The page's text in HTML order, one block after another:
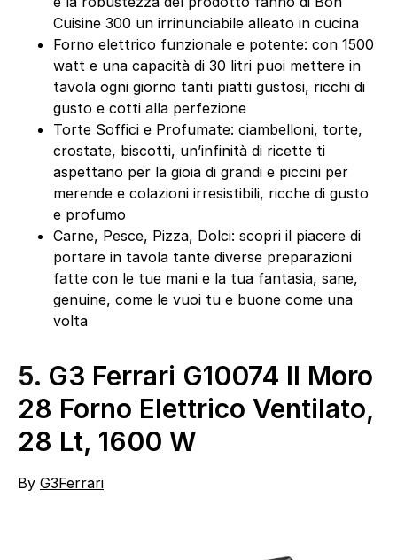
Cuisine 300 un irrinunciabile alleato in cucina
Forno elettrico funzionale e potente: con 1500
watt e una capacità di 30 litri puoi mettere in
tavola ogni giorno tanti piatti gustosi, ricchi di
gusto e cotti alla perfezione
Torte Soffici e Profumate: ciambelloni, torte,
crostate, biscotti, un’infinità di ricette ti
aspettano per la gioia di grandi e piccini per
merende e colazioni irresistibili, ricche di gusto
e profumo
Carne, Pesce, Pizza, Dolci: scopri il piacere di
portare in tavola tante diverse preparazioni
fatte con le tue mani e la tua fantasia, sane,
genuine, come le vuoi tu e buone come una
volta
5. G3 Ferrari G10074 Il Moro
28 Forno Elettrico Ventilato,
28 Lt, 1600 W
By G3Ferrari